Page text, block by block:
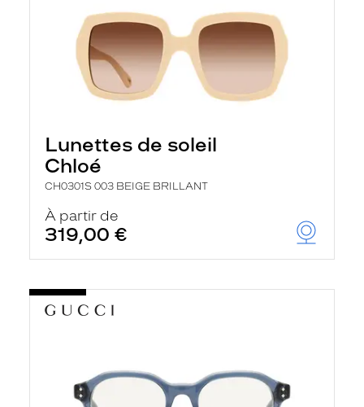
Lunettes de soleil
Chloé
CH0301S 003 BEIGE BRILLANT
À partir de
319,00 €